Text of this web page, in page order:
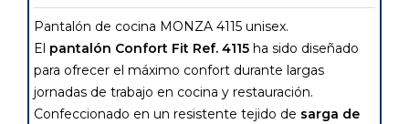
Pantalón de cocina MONZA 4115 unisex.
El pantalón Confort Fit Ref. 4115 ha sido diseñado
para ofrecer el máximo confort durante largas
jornadas de trabajo en cocina y restauración.
Confeccionado en un resistente tejido de sarga de